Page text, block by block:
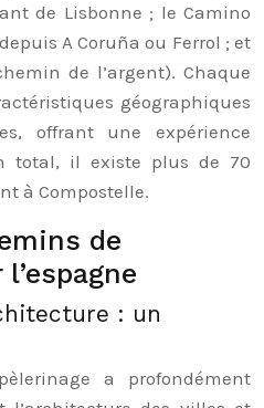
de Lisbonne ; le Camino
A Coruña ou Ferrol ; et
de l’argent). Chaque
géographiques
offrant une expérience
total, il existe plus de 70
à Compostelle.
de
: un
a profondément